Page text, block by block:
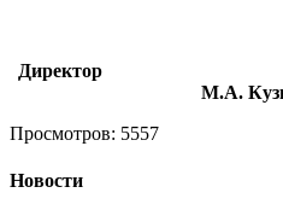
М.А.
Просмотров: 5557
Новости